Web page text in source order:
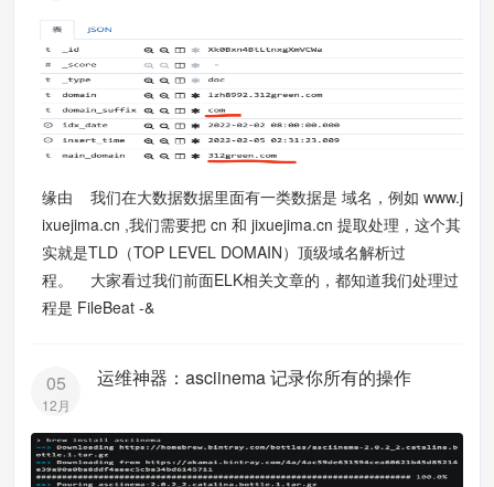
缘由 我们在大数据数据里面有一类数据是 域名，例如 www.j
ixuejima.cn ,我们需要把 cn 和 jixuejima.cn 提取处理，这个其
实就是TLD（TOP LEVEL DOMAIN）顶级域名解析过
程。 大家看过我们前面ELK相关文章的，都知道我们处理过
程是 FileBeat -&
05
12月
运维神器：asciinema 记录你所有的操作